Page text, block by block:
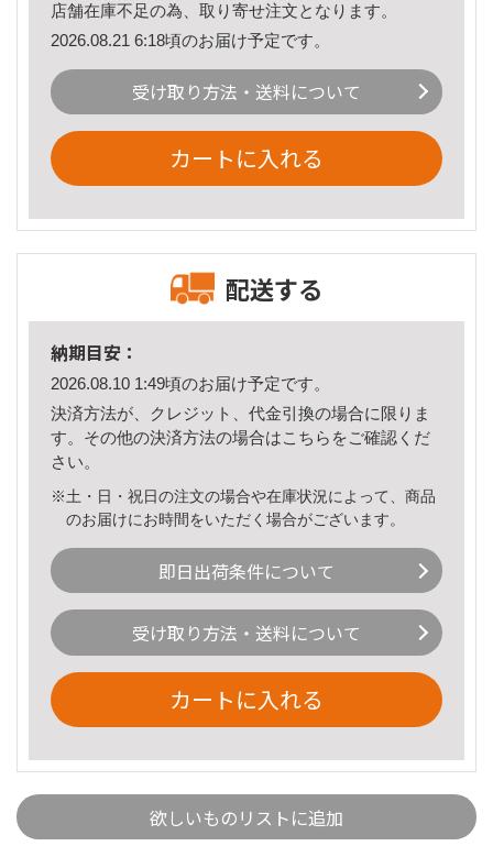
店舗在庫不足の為、取り寄せ注文となります。
2026.08.21 6:18頃のお届け予定です。
受け取り方法・送料について
カートに入れる
配送する
納期目安：
2026.08.10 1:49頃のお届け予定です。
決済方法が、クレジット、代金引換の場合に限りま
す。その他の決済方法の場合はこちら をご確認くだ
さい。
※土・日・祝日の注文の場合や在庫状況によって、商品
のお届けにお時間をいただく場合がございます。
即日出荷条件について
受け取り方法・送料について
カートに入れる
欲しいものリストに追加